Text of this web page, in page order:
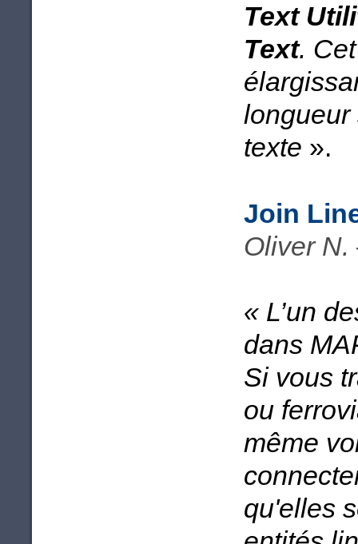
Text
Text.
longueur
texte ».
Join
Oliver N.
« L’un
dans
Si vous
ou
même
qu'elles